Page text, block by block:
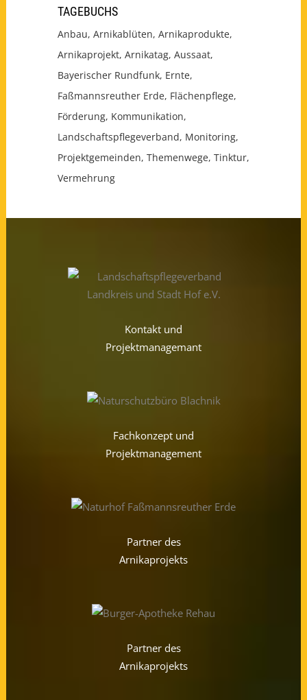
TAGEBUCHS
Anbau Arnikablüten Arnikaprodukte
Arnikaprojekt Arnikatag Aussaat
Bayerischer Rundfunk Ernte
Faßmannsreuther Erde Flächenpflege
Förderung Kommunikation
Landschaftspflegeverband Monitoring
Projektgemeinden Themenwege Tinktur
Vermehrung
Kontakt und
Projektmanagemant
Fachkonzept und
Projektmanagement
Partner des
Arnikaprojekts
Partner des
Arnikaprojekts